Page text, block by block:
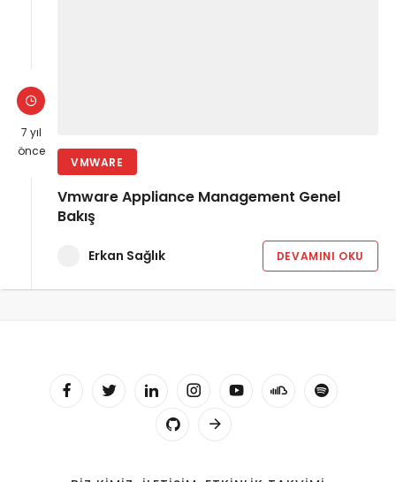
7 yıl
önce
VMWARE
Vmware Appliance Management Genel
Bakış
Erkan Sağlık DEVAMINI OKU